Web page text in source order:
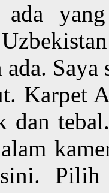
Saya
Karpet
dan
Pilih